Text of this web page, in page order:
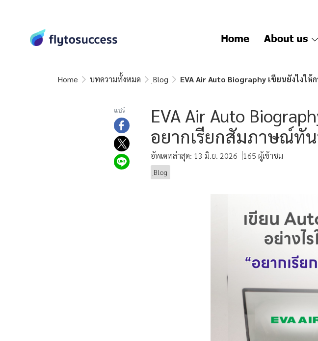
Home About us
Home บทความทั้งหมด ฺBlog EVA Air Auto Biography เขียนยังไงใ
แชร์
EVA Air Auto
อยากเรียกสัมภาษณ์ทั
อัพเดทล่าสุด: 13 มิ.ย. 2026 165 ผู้เข้าชม
ฺBlog